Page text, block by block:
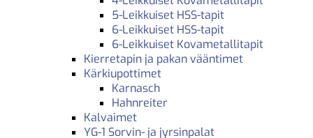
5-Leikkuiset HSS-tapit
6-Leikkuiset HSS-tapit
6-Leikkuiset Kovametallitapit
Kierretapin ja pakan vääntimet
Kärkiupottimet
Karnasch
Hahnreiter
Kalvaimet
YG-1 Sorvin- ja jyrsinpalat